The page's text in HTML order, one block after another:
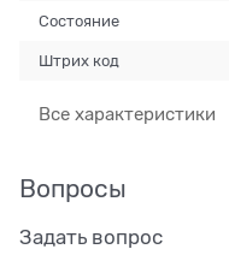
Состояние
Штрих код
Все характеристики
Вопросы
Задать вопрос